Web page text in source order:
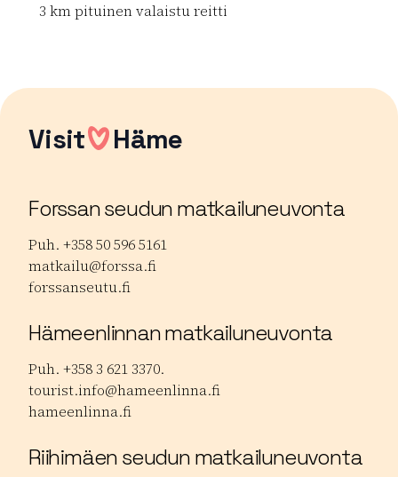
3 km pituinen valaistu reitti
Visit Häme
Forssan seudun matkailuneuvonta
Puh. +358 50 596 5161
matkailu@forssa.fi
forssanseutu.fi
Hämeenlinnan matkailuneuvonta
Puh. +358 3 621 3370.
tourist.info@hameenlinna.fi
hameenlinna.fi
Riihimäen seudun matkailuneuvonta